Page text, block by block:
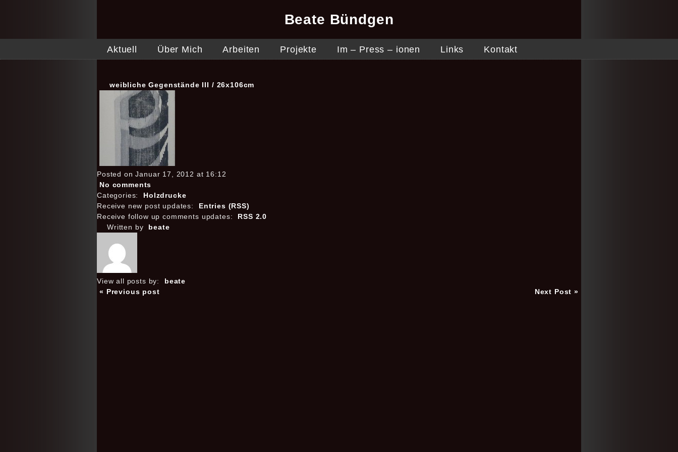
Beate Bündgen
Aktuell Über Mich Arbeiten Projekte Im – Press – ionen Links Kontakt
weibliche Gegenstände III / 26x106cm
Posted on Januar 17, 2012 at 16:12
No comments
Categories:
Holzdrucke
Receive new post updates:
Entries (RSS)
Receive follow up comments updates:
RSS 2.0
Written by
beate
View all posts by:
beate
« Previous post
Next Post »